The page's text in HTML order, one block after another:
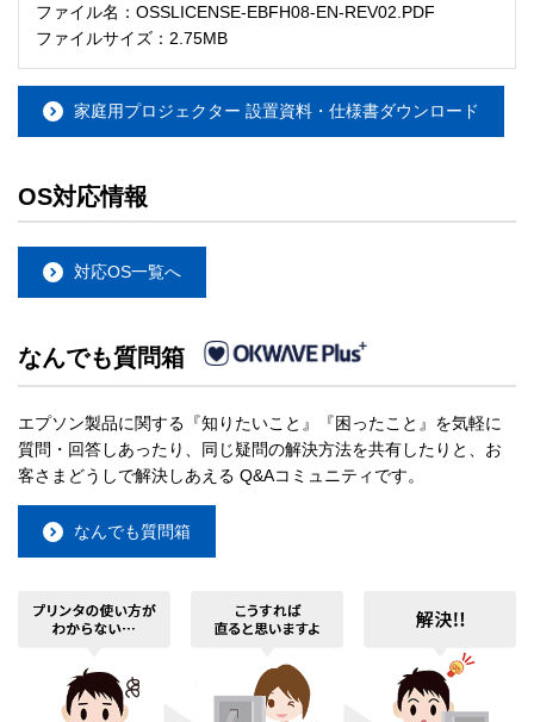
ファイル名：OSSLICENSE-EBFH08-EN-REV02.PDF
ファイルサイズ：2.75MB
家庭用プロジェクター 設置資料・仕様書ダウンロード
OS対応情報
対応OS一覧へ
なんでも質問箱
エプソン製品に関する『知りたいこと』『困ったこと』を気軽に
質問・回答しあったり、同じ疑問の解決方法を共有したりと、お
客さまどうしで解決しあえる Q&Aコミュニティです。
なんでも質問箱